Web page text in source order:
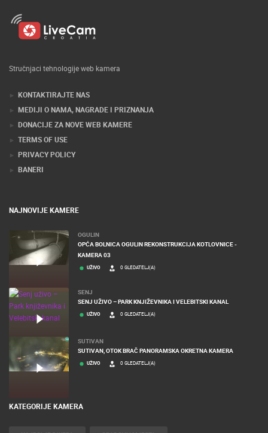
Stručnjaci tehnologije web kamera
KONTAKTIRAJTE NAS
MEDIJI O NAMA, NAGRADE I PRIZNANJA
DONACIJE ZA NOVE WEB KAMERE
TERMS OF USE
PRIVACY POLICY
BANERI
NAJNOVIJE KAMERE
OGULIN
OPĆA BOLNICA OGULIN REKONSTRUKCIJA KOTLOVNICE -
KAMERA 03
UŽIVO 0 GLEDATELJ(A)
SENJ
SENJ UŽIVO – PARK KNJIŽEVNIKA I VELEBITSKI KANAL
UŽIVO 0 GLEDATELJ(A)
SUTIVAN
SUTIVAN, OTOK BRAČ PANORAMSKA OKRETNA KAMERA
UŽIVO 0 GLEDATELJ(A)
KATEGORIJE KAMERA